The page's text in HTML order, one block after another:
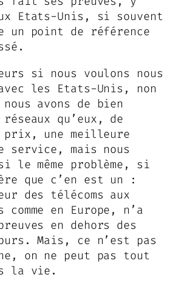
Etats-Unis, si souvent
un point de référence
si nous voulons nous
les Etats-Unis, non
nous avons de bien
qu’eux, de
prix, une meilleure
service, mais nous
le même problème, si
que c’en est un :
des télécoms aux
comme en Europe, n’a
en dehors des
Mais, ce n’est pas
on ne peut pas tout
la vie.